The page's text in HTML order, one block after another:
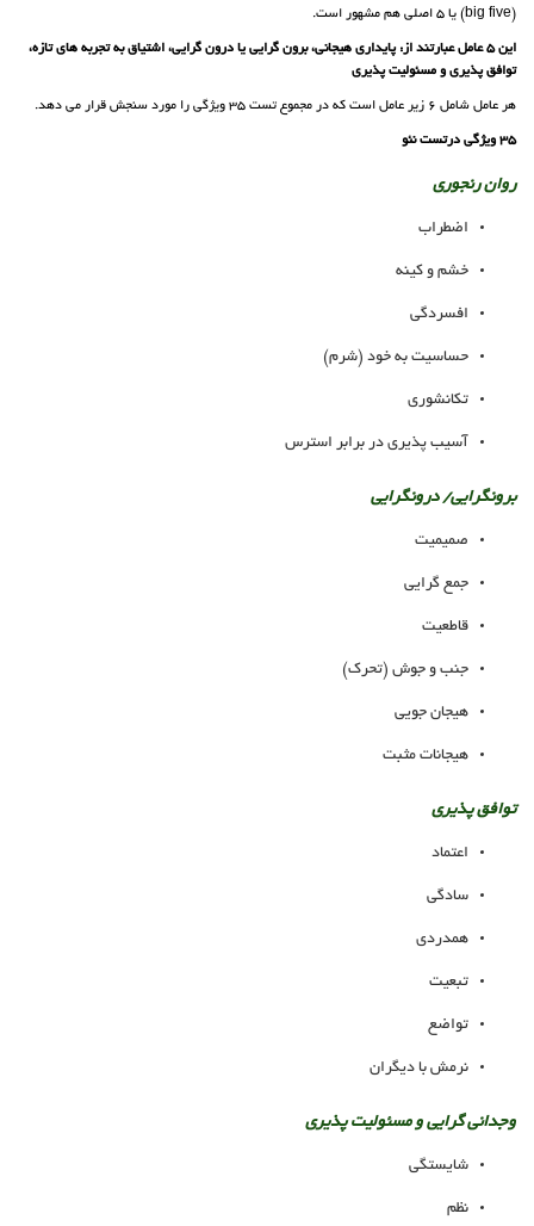
(big five) یا 5 اصلی هم مشهور است.
این 5 عامل عبارتند از:
پایداری هیجانی، برون گرایی یا درون گرایی، اشتیاق به تجربه های تازه،
توافق پذیری و مسئولیت پذیری
هر عامل شامل 6 زیر عامل است که در مجموع تست 35 ویژگی را مورد سنجش قرار می دهد.
35 ویژگی درتست نئو
روان رنجوری
اضطراب
خشم و کینه
افسردگی
حساسیت به خود (شرم)
تکانشوری
آسیب پذیری در برابر استرس
برونگرایی/ درونگرایی
صمیمیت
جمع گرایی
قاطعیت
جنب و جوش (تحرک)
هیجان جویی
هیجانات مثبت
توافق پذیری
اعتماد
سادگی
همدردی
تبعیت
تواضع
نرمش با دیگران
وجدانی گرایی و مسئولیت پذیری
شایستگی
نظم